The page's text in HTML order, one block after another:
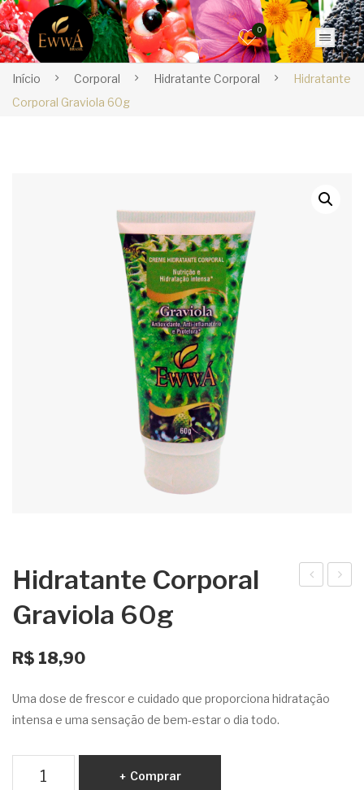
0
Início Corporal Hidratante Corporal
Hidratante
Corporal Graviola 60g
Hidratante Corporal
Graviola 60g
R$ 18,90
Uma dose de frescor e cuidado que proporciona hidratação
intensa e uma sensação de bem-estar o dia todo.
Comprar